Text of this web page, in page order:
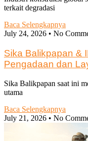
terkait degradasi
Baca Selengkapnya
July 24, 2026
No
Sika Balikpapan &
Pengadaan dan
Sika Balikpapan saat ini
utama
Baca Selengkapnya
July 21, 2026
No